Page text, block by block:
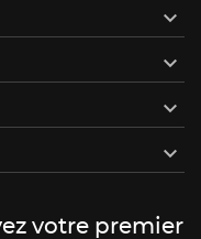




votre premier